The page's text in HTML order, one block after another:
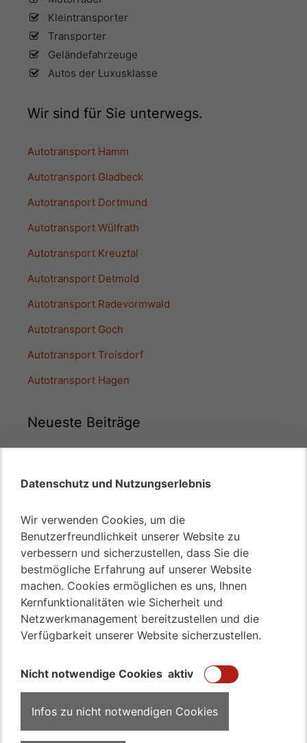
Datenschutz und Nutzungserlebnis
Wir verwenden Cookies, um die
Benutzerfreundlichkeit unserer Website zu
verbessern und sicherzustellen, dass Sie die
bestmögliche Erfahrung auf unserer Website
machen. Cookies ermöglichen es uns, Ihnen
Kernfunktionalitäten wie Sicherheit und
Netzwerkmanagement bereitzustellen und die
Verfügbarkeit unserer Website sicherzustellen.
Nicht notwendige Cookies aktiv
Infos zu nicht notwendigen Cookies
Kleintransporter
Transporter
Geländefahrzeuge
Autos der Luxusklasse
Wir sind für Sie unterwegs.
Autotransport Hamm
Autotransport Gladbeck
Autotransport Dortmund
Autotransport Wülfrath
Autotransport Kreuztal
Autotransport Detmold
Autotransport Radevormwald
Autotransport Goch
Autotransport Troisdorf
Autotransport Hagen
Neueste Beiträge
Auch Transport von Motorrädern oder nur von Autos?
Transport von Familienwagen, Van oder Minivan
Beförderung von Kleintransportern? Kein Problem für
unser Team
017643530968
Kompetent
Schnell